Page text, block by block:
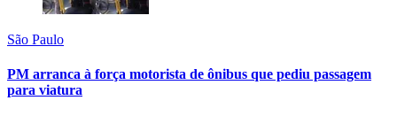
São Paulo
PM arranca à força motorista de ônibus que pediu passagem
para viatura